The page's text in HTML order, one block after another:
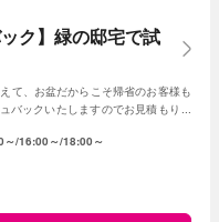
ク】緑の邸宅で試
て、お盆だからこそ帰省のお客様も
バックいたしますのでお見積もり作
～ 16:00～ 18:00～